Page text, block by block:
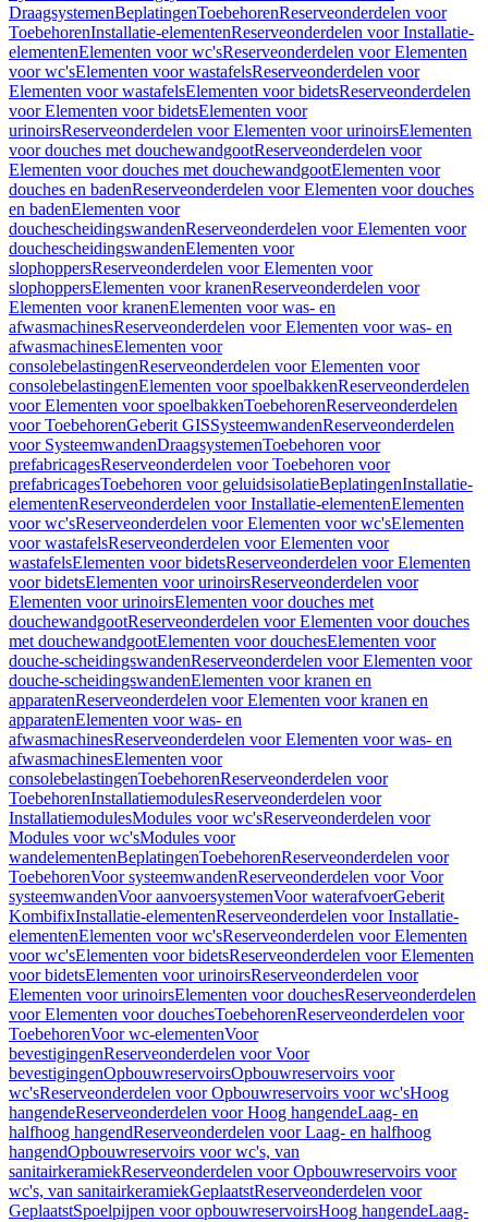
DraagsystemenBeplatingenToebehorenReserveonderdelen voor
ToebehorenInstallatie-elementenReserveonderdelen voor Installatie-
elementenElementen voor wc'sReserveonderdelen voor Elementen
voor wc'sElementen voor wastafelsReserveonderdelen voor
Elementen voor wastafelsElementen voor bidetsReserveonderdelen
voor Elementen voor bidetsElementen voor
urinoirsReserveonderdelen voor Elementen voor urinoirsElementen
voor douches met douchewandgootReserveonderdelen voor
Elementen voor douches met douchewandgootElementen voor
douches en badenReserveonderdelen voor Elementen voor douches
en badenElementen voor
douchescheidingswandenReserveonderdelen voor Elementen voor
douchescheidingswandenElementen voor
slophoppersReserveonderdelen voor Elementen voor
slophoppersElementen voor kranenReserveonderdelen voor
Elementen voor kranenElementen voor was- en
afwasmachinesReserveonderdelen voor Elementen voor was- en
afwasmachinesElementen voor
consolebelastingenReserveonderdelen voor Elementen voor
consolebelastingenElementen voor spoelbakkenReserveonderdelen
voor Elementen voor spoelbakkenToebehorenReserveonderdelen
voor ToebehorenGeberit GISSysteemwandenReserveonderdelen
voor SysteemwandenDraagsystemenToebehoren voor
prefabricagesReserveonderdelen voor Toebehoren voor
prefabricagesToebehoren voor geluidsisolatieBeplatingenInstallatie-
elementenReserveonderdelen voor Installatie-elementenElementen
voor wc'sReserveonderdelen voor Elementen voor wc'sElementen
voor wastafelsReserveonderdelen voor Elementen voor
wastafelsElementen voor bidetsReserveonderdelen voor Elementen
voor bidetsElementen voor urinoirsReserveonderdelen voor
Elementen voor urinoirsElementen voor douches met
douchewandgootReserveonderdelen voor Elementen voor douches
met douchewandgootElementen voor douchesElementen voor
douche-scheidingswandenReserveonderdelen voor Elementen voor
douche-scheidingswandenElementen voor kranen en
apparatenReserveonderdelen voor Elementen voor kranen en
apparatenElementen voor was- en
afwasmachinesReserveonderdelen voor Elementen voor was- en
afwasmachinesElementen voor
consolebelastingenToebehorenReserveonderdelen voor
ToebehorenInstallatiemodulesReserveonderdelen voor
InstallatiemodulesModules voor wc'sReserveonderdelen voor
Modules voor wc'sModules voor
wandelementenBeplatingenToebehorenReserveonderdelen voor
ToebehorenVoor systeemwandenReserveonderdelen voor Voor
systeemwandenVoor aanvoersystemenVoor waterafvoerGeberit
KombifixInstallatie-elementenReserveonderdelen voor Installatie-
elementenElementen voor wc'sReserveonderdelen voor Elementen
voor wc'sElementen voor bidetsReserveonderdelen voor Elementen
voor bidetsElementen voor urinoirsReserveonderdelen voor
Elementen voor urinoirsElementen voor douchesReserveonderdelen
voor Elementen voor douchesToebehorenReserveonderdelen voor
ToebehorenVoor wc-elementenVoor
bevestigingenReserveonderdelen voor Voor
bevestigingenOpbouwreservoirsOpbouwreservoirs voor
wc'sReserveonderdelen voor Opbouwreservoirs voor wc'sHoog
hangendeReserveonderdelen voor Hoog hangendeLaag- en
halfhoog hangendReserveonderdelen voor Laag- en halfhoog
hangendOpbouwreservoirs voor wc's, van
sanitairkeramiekReserveonderdelen voor Opbouwreservoirs voor
wc's, van sanitairkeramiekGeplaatstReserveonderdelen voor
GeplaatstSpoelpijpen voor opbouwreservoirsHoog hangendeLaag-